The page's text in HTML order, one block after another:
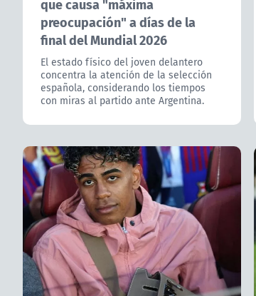
que causa "máxima
preocupación" a días de la
final del Mundial 2026
El estado físico del joven delantero
concentra la atención de la selección
española, considerando los tiempos
con miras al partido ante Argentina.